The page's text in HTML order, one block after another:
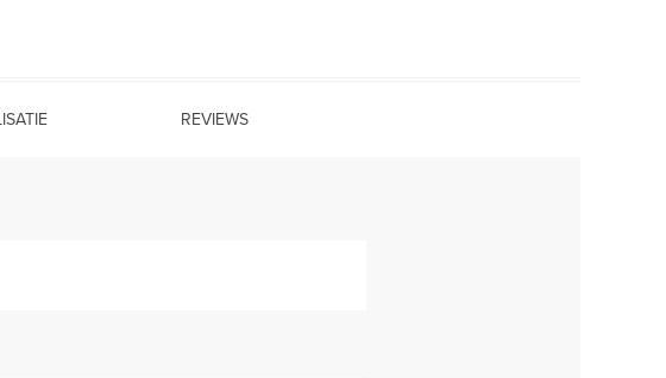
REVIEWS